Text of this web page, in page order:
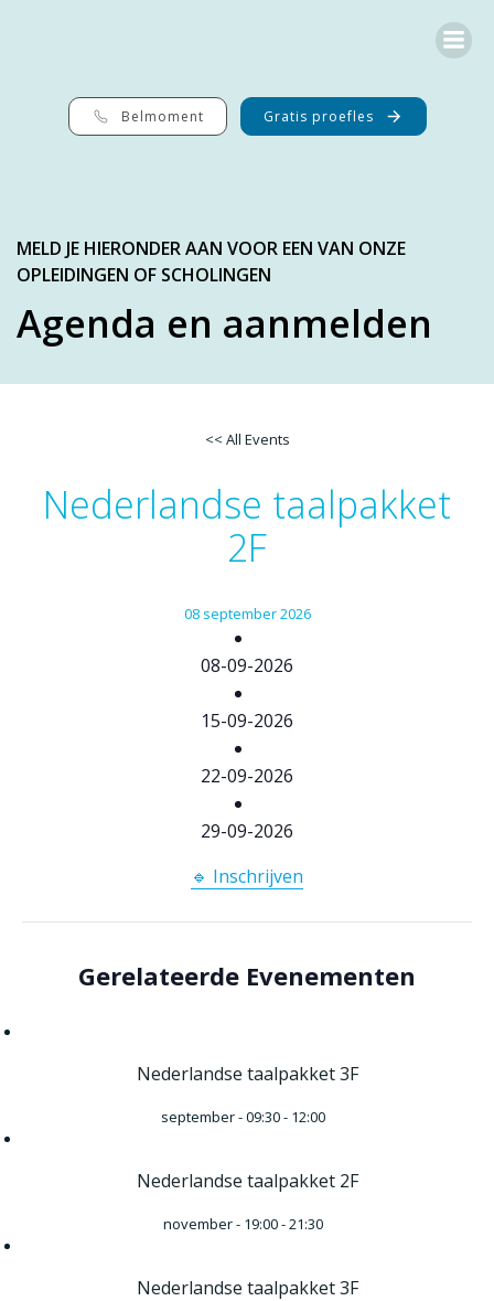
Belmoment Gratis proefles
MELD JE HIERONDER AAN VOOR EEN VAN ONZE
OPLEIDINGEN OF SCHOLINGEN
Agenda en aanmelden
<< All Events
Nederlandse taalpakket
2F
08 september2026
08-09-2026
15-09-2026
22-09-2026
29-09-2026
🔹 Inschrijven
Gerelateerde Evenementen
Nederlandse taalpakket 3F
september - 09:30- 12:00
Nederlandse taalpakket 2F
november - 19:00-21:30
Nederlandse taalpakket 3F